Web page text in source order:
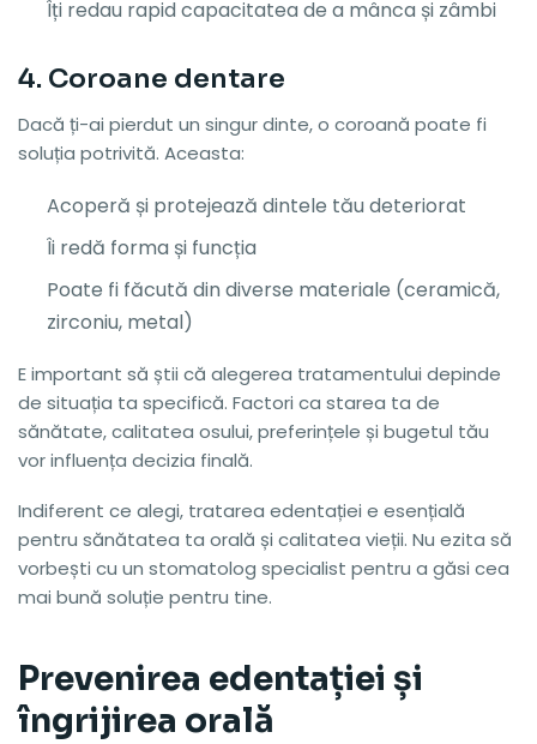
Îți redau rapid capacitatea de a mânca și zâmbi
4. Coroane dentare
Dacă ți-ai pierdut un singur dinte, o coroană poate fi
soluția potrivită. Aceasta:
Acoperă și protejează dintele tău deteriorat
Îi redă forma și funcția
Poate fi făcută din diverse materiale (ceramică,
zirconiu, metal)
E important să știi că alegerea tratamentului depinde
de situația ta specifică. Factori ca starea ta de
sănătate, calitatea osului, preferințele și bugetul tău
vor influența decizia finală.
Indiferent ce alegi, tratarea edentației e esențială
pentru sănătatea ta orală și calitatea vieții. Nu ezita să
vorbești cu un stomatolog specialist pentru a găsi cea
mai bună soluție pentru tine.
Prevenirea edentației și
îngrijirea orală